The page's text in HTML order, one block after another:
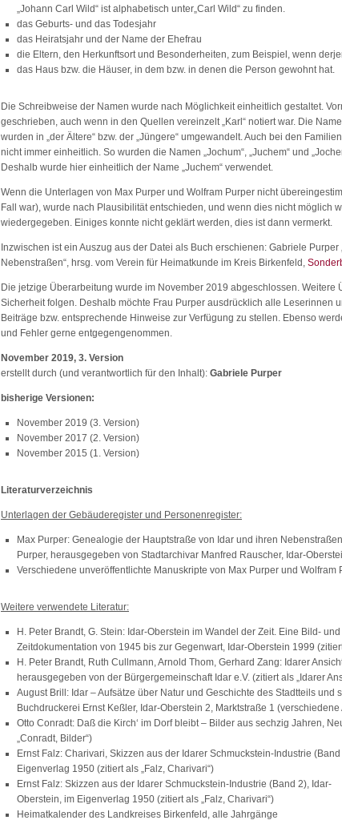
„Johann Carl Wild“ ist alphabetisch unter„Carl Wild“ zu finden.
das Geburts- und das Todesjahr
das Heiratsjahr und der Name der Ehefrau
die Eltern, den Herkunftsort und Besonderheiten, zum Beispiel, wenn
das Haus bzw. die Häuser, in dem bzw. in denen die Person gewohnt hat.
Die Schreibweise der Namen wurde nach Möglichkeit einheitlich gestaltet.
geschrieben, auch wenn in den Quellen vereinzelt „Karl“ notiert war. Die
wurden in „der Ältere“ bzw. der „Jüngere“ umgewandelt. Auch bei den
nicht immer einheitlich. So wurden die Namen „Jochum“, „Juchem“ und
Deshalb wurde hier einheitlich der Name „Juchem“ verwendet.
Wenn die Unterlagen von Max Purper und Wolfram Purper nicht
Fall war), wurde nach Plausibilität entschieden, und wenn dies nicht möglich
wiedergegeben. Einiges konnte nicht geklärt werden, dies ist dann vermerkt.
Inzwischen ist ein Auszug aus der Datei als Buch erschienen: Gabriele
Nebenstraßen“, hrsg. vom Verein für Heimatkunde im Kreis Birkenfeld,
Die jetzige Überarbeitung wurde im November 2019 abgeschlossen. Weitere
Sicherheit folgen. Deshalb möchte Frau Purper ausdrücklich alle Leserinnen
Beiträge bzw. entsprechende Hinweise zur Verfügung zu stellen. Ebenso
und Fehler gerne entgegengenommen.
November 2019, 3. Version
erstellt durch (und verantwortlich für den Inhalt): Gabriele Purper
bisherige Versionen:
November 2019 (3. Version)
November 2017 (2. Version)
November 2015 (1. Version)
Literaturverzeichnis
Unterlagen der Gebäuderegister und Personenregister:
Max Purper: Genealogie der Hauptstraße von Idar und ihren
Purper, herausgegeben von Stadtarchivar Manfred Rauscher, Idar-
Verschiedene unveröffentlichte Manuskripte von Max Purper und Wolfram
Weitere verwendete Literatur:
H. Peter Brandt, G. Stein: Idar-Oberstein im Wandel der Zeit. Eine Bild- und
Zeitdokumentation von 1945 bis zur Gegenwart, Idar-Oberstein 1999
H. Peter Brandt, Ruth Cullmann, Arnold Thom, Gerhard Zang: Idarer
herausgegeben von der Bürgergemeinschaft Idar e.V. (zitiert als „Idarer
August Brill: Idar – Aufsätze über Natur und Geschichte des Stadtteils und
Buchdruckerei Ernst Keßler, Idar-Oberstein 2, Marktstraße 1 (verschiedene
Otto Conradt: Daß die Kirch‘ im Dorf bleibt – Bilder aus sechzig Jahren,
„Conradt, Bilder“)
Ernst Falz: Charivari, Skizzen aus der Idarer Schmuckstein-Industrie
Eigenverlag 1950 (zitiert als „Falz, Charivari“)
Ernst Falz: Skizzen aus der Idarer Schmuckstein-Industrie (Band 2), Idar-
Oberstein, im Eigenverlag 1950 (zitiert als „Falz, Charivari“)
Heimatkalender des Landkreises Birkenfeld, alle Jahrgänge